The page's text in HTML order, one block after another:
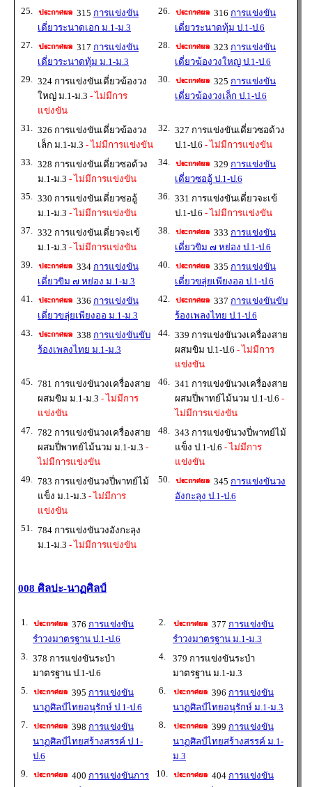
25. 315 การแข่งขัน
เดี่ยวระนาดเอก ม.1-ม.3
26. 316 การแข่งขัน
เดี่ยวระนาดทุ้ม ป.1-ป.6
27.
317 การแข่งขัน
เดี่ยวระนาดทุ้ม ม.1-ม.3
28. 323 การแข่งขัน
เดี่ยวฆ้องวงใหญ่ ป.1-ป.6
29. 324 การแข่งขันเดี่ยวฆ้องวง
ใหญ่ ม.1-ม.3 - ไม่มีการ
แข่งขัน
30. 325 การแข่งขัน
เดี่ยวฆ้องวงเล็ก ป.1-ป.6
31. 326 การแข่งขันเดี่ยวฆ้องวง
เล็ก ม.1-ม.3 - ไม่มีการแข่งขัน
32. 327 การแข่งขันเดี่ยวซอด้วง
ป.1-ป.6 - ไม่มีการแข่งขัน
33. 328 การแข่งขันเดี่ยวซอด้วง
ม.1-ม.3 - ไม่มีการแข่งขัน
34. 329 การแข่งขัน
เดี่ยวซออู้ ป.1-ป.6
35. 330 การแข่งขันเดี่ยวซออู้
ม.1-ม.3 - ไม่มีการแข่งขัน
36. 331 การแข่งขันเดี่ยวจะเข้
ป.1-ป.6 - ไม่มีการแข่งขัน
37. 332 การแข่งขันเดี่ยวจะเข้
ม.1-ม.3 - ไม่มีการแข่งขัน
38. 333 การแข่งขัน
เดี่ยวขิม ๗ หย่อง ป.1-ป.6
39.
334 การแข่งขัน
เดี่ยวขิม ๗ หย่อง ม.1-ม.3
40. 335 การแข่งขัน
เดี่ยวขลุ่ยเพียงออ ป.1-ป.6
41.
336 การแข่งขัน
เดี่ยวขลุ่ยเพียงออ ม.1-ม.3
42. 337 การแข่งขันขับ
ร้องเพลงไทย ป.1-ป.6
43.
338 การแข่งขันขับ
ร้องเพลงไทย ม.1-ม.3
44. 339 การแข่งขันวงเครื่องสาย
ผสมขิม ป.1-ป.6 - ไม่มีการ
แข่งขัน
45. 781 การแข่งขันวงเครื่องสาย
ผสมขิม ม.1-ม.3 - ไม่มีการ
แข่งขัน
46. 341 การแข่งขันวงเครื่องสาย
ผสมปี่พาทย์ไม้นวม ป.1-ป.6 -
ไม่มีการแข่งขัน
47. 782 การแข่งขันวงเครื่องสาย
ผสมปี่พาทย์ไม้นวม ม.1-ม.3 -
ไม่มีการแข่งขัน
48. 343 การแข่งขันวงปี่พาทย์ไม้
แข็ง ป.1-ป.6 - ไม่มีการ
แข่งขัน
49. 783 การแข่งขันวงปี่พาทย์ไม้
แข็ง ม.1-ม.3 - ไม่มีการ
แข่งขัน
50. 345 การแข่งขันวง
อังกะลุง ป.1-ป.6
51. 784 การแข่งขันวงอังกะลุง
ม.1-ม.3 - ไม่มีการแข่งขัน
008 ศิลปะ-นาฏศิลป์
1. 376 การแข่งขัน
รำวงมาตรฐาน ป.1-ป.6
2. 377 การแข่งขัน
รำวงมาตรฐาน ม.1-ม.3
3.
378 การแข่งขันระบำ
มาตรฐาน ป.1-ป.6
4.
379 การแข่งขันระบำ
มาตรฐาน ม.1-ม.3
5.
395 การแข่งขัน
นาฏศิลป์ไทยอนุรักษ์ ป.1-ป.6
6. 396 การแข่งขัน
นาฏศิลป์ไทยอนุรักษ์ ม.1-ม.3
7.
398 การแข่งขัน
นาฏศิลป์ไทยสร้างสรรค์ ป.1-
ป.6
8. 399 การแข่งขัน
นาฏศิลป์ไทยสร้างสรรค์ ม.1-
ม.3
9.
400 การแข่งขันการ
10. 404 การแข่งขัน